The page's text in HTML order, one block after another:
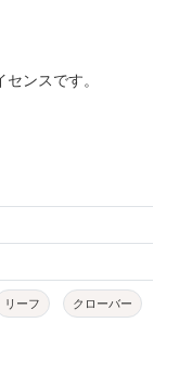
ンスです。
リーフ クローバー